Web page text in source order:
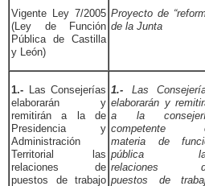
Vigente Ley 7/2005
(Ley de Función
Pública de Castilla
y León)
Proyecto de
de la Junta
1.- Las Consejerías
elaborarán y
remitirán a la de
Presidencia y
Administración
Territorial las
relaciones de
puestos de trabajo
1.- Las
elaborarán y
a la
competente
materia de
pública
relaciones
puestos de